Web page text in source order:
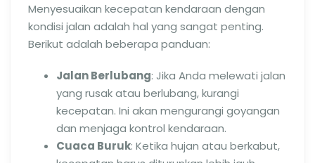
Menyesuaikan kecepatan kendaraan dengan
kondisi jalan adalah hal yang sangat penting.
Berikut adalah beberapa panduan:
Jalan Berlubang: Jika Anda melewati jalan
yang rusak atau berlubang, kurangi
kecepatan. Ini akan mengurangi goyangan
dan menjaga kontrol kendaraan.
Cuaca Buruk: Ketika hujan atau berkabut,